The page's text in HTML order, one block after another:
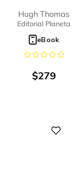
Hugh Thomas
Editorial Planeta
eBook
$279